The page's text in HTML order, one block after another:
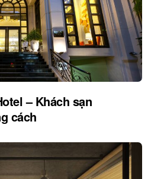
– Khách sạn
cách